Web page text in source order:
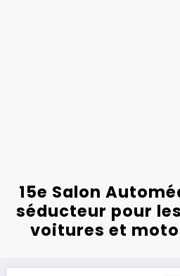
15e Salon
séducteur pour
voitures et